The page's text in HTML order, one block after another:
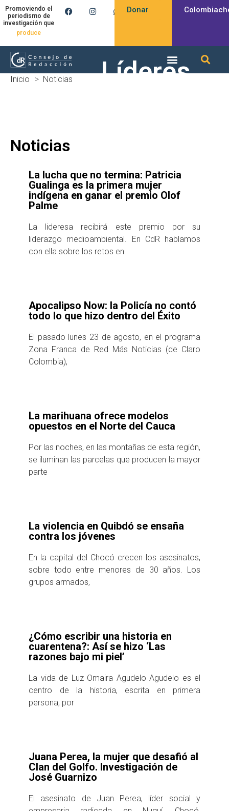
Promoviendo el
periodismo de
investigación que
produce
Donar
Inicio > Noticias
Líderes
Noticias
La lucha que no termina: Patricia
Gualinga es la primera mujer
indígena en ganar el premio Olof
Palme
La lideresa recibirá este premio por su
liderazgo medioambiental. En CdR hablamos
con ella sobre los retos en
Apocalipso Now: la Policía no contó
todo lo que hizo dentro del Éxito
El pasado lunes 23 de agosto, en el programa
Zona Franca de Red Más Noticias (de Claro
Colombia),
La marihuana ofrece modelos
opuestos en el Norte del Cauca
Por las noches, en las montañas de esta región,
se iluminan las parcelas que producen la mayor
parte
La violencia en Quibdó se ensaña
contra los jóvenes
En la capital del Chocó crecen los asesinatos,
sobre todo entre menores de 30 años. Los
grupos armados,
¿Cómo escribir una historia en
cuarentena?: Así se hizo ‘Las
razones bajo mi piel’
La vida de Luz Omaira Agudelo Agudelo es el
centro de la historia, escrita en primera
persona, por
Juana Perea, la mujer que desafió al
Clan del Golfo. Investigación de
José Guarnizo
El asesinato de Juan Perea, líder social y